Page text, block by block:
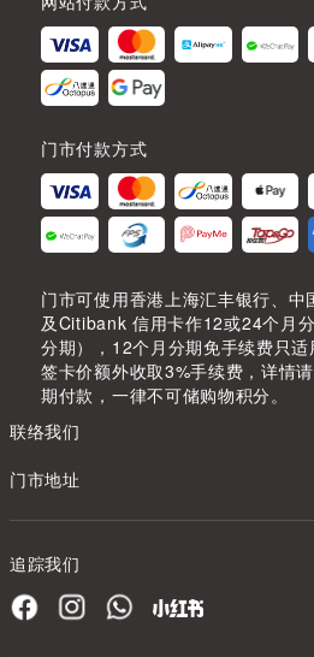
门市付款方式
门市可使用香港上海汇丰银行、
及Citibank 信用卡作12或24个月
分期），12个月分期免手续费只
签卡价额外收取3%手续费，详情
期付款，一律不可储购物积分。
联络我们
门市地址
追踪我们